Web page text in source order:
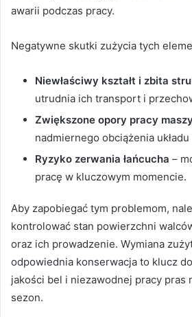
awarii podczas pracy.
Negatywne skutki zużycia tych
Niewłaściwy kształt i zbita
utrudnia ich transport i
Zwiększone opory pracy
nadmiernego obciążenia
Ryzyko zerwania łańcucha –
pracę w kluczowym momencie.
Aby zapobiegać tym problemom,
kontrolować stan powierzchni
oraz ich prowadzenie. Wymiana
odpowiednia konserwacja to klucz
jakości bel i niezawodnej pracy pras
sezon.